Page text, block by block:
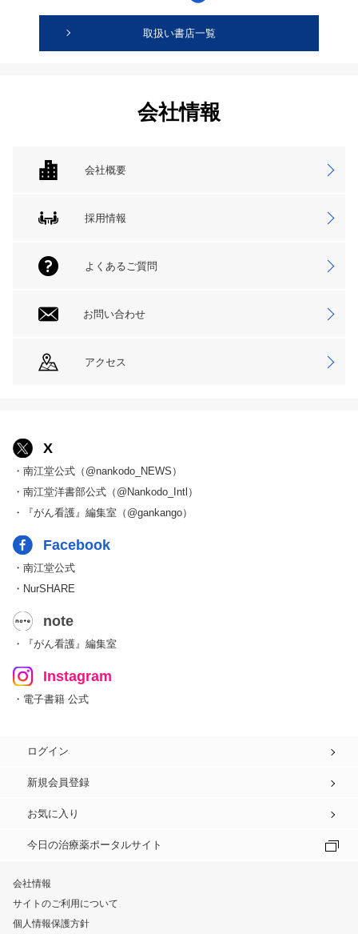
取扱い書店一覧
会社情報
会社概要
採用情報
よくあるご質問
お問い合わせ
アクセス
X
・南江堂公式（@nankodo_NEWS）
・南江堂洋書部公式（@Nankodo_Intl）
・『がん看護』編集室（@gankango）
Facebook
・南江堂公式
・NurSHARE
note
・『がん看護』編集室
Instagram
・電子書籍 公式
ログイン
新規会員登録
お気に入り
今日の治療薬ポータルサイト
会社情報
サイトのご利用について
個人情報保護方針